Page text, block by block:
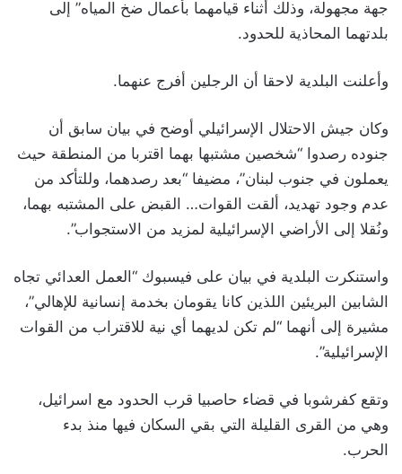
جهة مجهولة، وذلك أثناء قيامهما بأعمال ضخ المياه” إلى
بلدتهما المحاذية للحدود.
وأعلنت البلدية لاحقا أن الرجلين أفرج عنهما.
وكان جيش الاحتلال الإسرائيلي أوضح في بيان سابق أن
جنوده رصدوا “شخصين مشتبها بهما اقتربا من المنطقة حيث
يعملون في جنوب لبنان”، مضيفا “بعد رصدهما، وللتأكد من
عدم وجود تهديد، ألقت القوات… القبض على المشتبه بهما،
ونُقلا إلى الأراضي الإسرائيلية لمزيد من الاستجواب”.
واستنكرت البلدية في بيان على فيسبوك “العمل العدائي تجاه
الشابين البريئين اللذين كانا يقومان بخدمة إنسانية للإهالي”،
مشيرة إلى أنهما “لم تكن لديهما أي نية للاقتراب من القوات
الإسرائيلية”.
وتقع كفرشوبا في قضاء حاصبيا قرب الحدود مع اسرائيل،
وهي من القرى القليلة التي بقي السكان فيها منذ بدء
الحرب.